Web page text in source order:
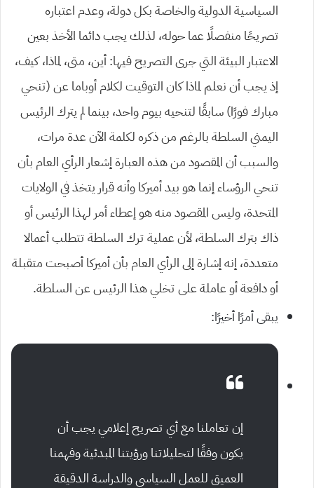
السياسية الدولية والخاصة بكل دولة، وعدم اعتباره
تصريحًا منفصلًا عما حوله، لذلك يجب دائما الأخذ بعين
الاعتبار البيئة التي جرى التصريح فيها: أين، متى، لماذا، كيف،
إذ يجب أن نعلم لماذا كان التوقيت لكلام أوباما عن (تنحي
مبارك فورًا) سابقًا لتنحيه بيوم واحد، بينما لم يترك الرئيس
اليمني السلطة بالرغم من ذكره لكلمة الآن عدة مرات،
والسبب أن المقصود من هذه العبارة إشعار الرأي العام بأن
تنحي الرؤساء إنما هو بيد أميركا وأنه قرار يتخذ في الولايات
المتحدة، وليس المقصود منه هو إعطاء أمر لهذا الرئيس أو
ذاك بترك السلطة، لأن عملية ترك السلطة تتطلب أعمالا
متعددة، إنه إشارة إلى الرأي العام بأن أميركا أصبحت متقبلة
أو دافعة أو عاملة على تخلي هذا الرئيس عن السلطة.
يبقى أمرًا أخيرًا:
إن تعاملنا مع أي تصريح إعلامي يجب أن
يكون وفقًا لتحليلاتنا ورؤيتنا المبدئية وفهمنا
العميق للعمل السياسي والدراسة الدقيقة